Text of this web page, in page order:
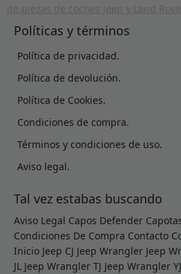
Políticas y términos
Política de privacidad.
Política de devolución.
Política de Cookies.
Condiciones de compra.
Términos y condiciones de uso.
Aviso legal.
Tal vez estabas buscando
Aviso Legal Capos Defender
Condiciones De Compra Contacto
Inicio Jeep CJ Jeep Wrangler Jeep
JL Jeep Wrangler TJ Jeep Wrangler YJ